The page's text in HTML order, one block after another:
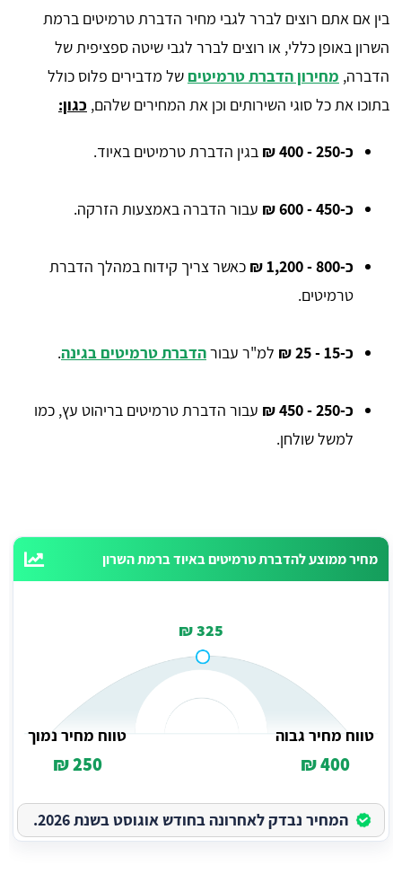
בין אם אתם רוצים לברר לגבי מחיר הדברת טרמיטים ברמת
השרון באופן כללי, או רוצים לברר לגבי שיטה ספציפית של
הדברה, מחירון הדברת טרמיטים של מדבירים פלוס כולל
בתוכו את כל סוגי השירותים וכן את המחירים שלהם, כגון:
כ-250 - 400 ₪ בגין הדברת טרמיטים באיוד.
כ-450 - 600 ₪ עבור הדברה באמצעות הזרקה.
כ-800 - 1,200 ₪
כאשר צריך קידוח במהלך הדברת
טרמיטים.
כ-15 - 25 ₪ למ"ר עבורהדברת טרמיטים בגינה.
כ-250 - 450 ₪
עבור הדברת טרמיטים בריהוט עץ, כמו
למשל שולחן.
מחיר ממוצע להדברת טרמיטים באיוד ברמת השרון
325 ₪
טווח מחיר גבוה
400 ₪
טווח מחיר נמוך
250 ₪
המחיר נבדק לאחרונה בחודש אוגוסט בשנת 2026.